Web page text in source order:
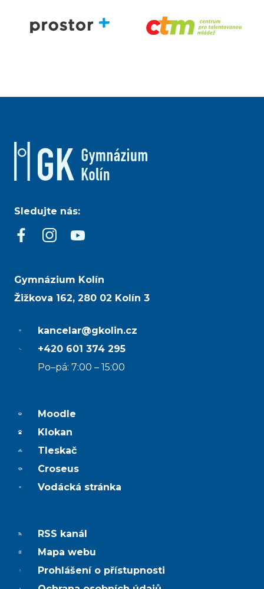
Sledujte nás:
Gymnázium Kolín
Žižkova 162, 280 02 Kolín 3
kancelar@gkolin.cz
+420 601 374 295
Po–pá: 7:00 – 15:00
Moodle
Klokan
Tleskač
Croseus
Vodácká stránka
RSS kanál
Mapa webu
Prohlášení o přístupnosti